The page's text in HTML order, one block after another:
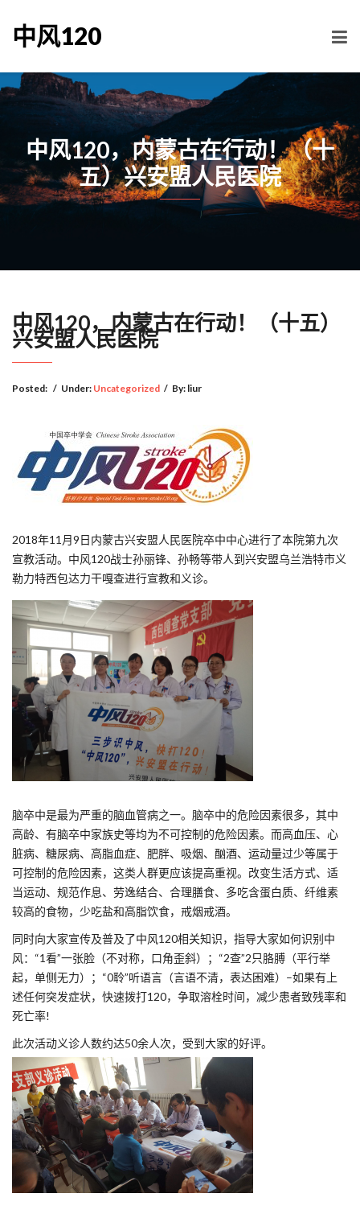
中风120
中风120，内蒙古在行动！（十
五）兴安盟人民医院
中风120，内蒙古在行动！（十五）
兴安盟人民医院
Posted: / Under: Uncategorized / By: liur
2018年11月9日内蒙古兴安盟人民医院卒中中心进行了本院第九次
宣教活动。中风120战士孙丽锋、孙畅等带人到兴安盟乌兰浩特市义
勒力特西包达力干嘎查进行宣教和义诊。
脑卒中是最为严重的脑血管病之一。脑卒中的危险因素很多，其中
高龄、有脑卒中家族史等均为不可控制的危险因素。而高血压、心
脏病、糖尿病、高脂血症、肥胖、吸烟、酗酒、运动量过少等属于
可控制的危险因素，这类人群更应该提高重视。改变生活方式、适
当运动、规范作息、劳逸结合、合理膳食、多吃含蛋白质、纤维素
较高的食物，少吃盐和高脂饮食，戒烟戒酒。
同时向大家宣传及普及了中风120相关知识，指导大家如何识别中
风：“1看”一张脸（不对称，口角歪斜）；“2查”2只胳膊（平行举
起，单侧无力）；“0聆”听语言（言语不清，表达困难）–如果有上
述任何突发症状，快速拨打120，争取溶栓时间，减少患者致残率和
死亡率!
此次活动义诊人数约达50余人次，受到大家的好评。